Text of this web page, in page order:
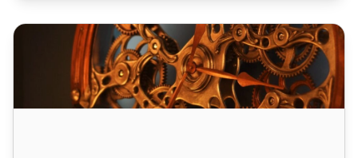
Có gì mới trong LiveAgent 5.23?